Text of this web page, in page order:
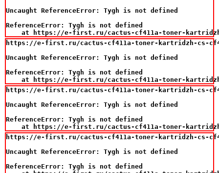
Uncaught ReferenceError: Tygh is not defined
ReferenceError: Tygh is not defined
at https://e-first.ru/cactus-cf411a-toner-
https://e-first.ru/cactus-cf411a-toner-kartridzh-cs-
Uncaught ReferenceError: Tygh is not defined
ReferenceError: Tygh is not defined
at https://e-first.ru/cactus-cf411a-toner-
https://e-first.ru/cactus-cf411a-toner-kartridzh-cs-
Uncaught ReferenceError: Tygh is not defined
ReferenceError: Tygh is not defined
at https://e-first.ru/cactus-cf411a-toner-
https://e-first.ru/cactus-cf411a-toner-kartridzh-cs-
Uncaught ReferenceError: Tygh is not defined
ReferenceError: Tygh is not defined